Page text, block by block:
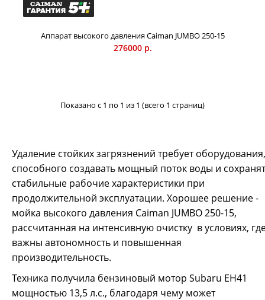
Мойка Caiman JUMBO 250-15 - профессиональная мойка
высокого давления, оснащенная бензиновым двигателем,
необходимая, когда нужна высокая мобильность и
очистка поверхностей в трудных условиях. Например,
мытье фасадов больших зданий, тротуаров, разделителей
отбойников на загородных шоссе, мытье крупной
автомобильной и сельскохозяйственной техники.
Четырехтактный бензиновый двигатель Subaru EH41
производительности в профессиональном оборудовании,
где крайне важна надежность даже в сложных...
Аппарат высокого давления Caiman JUMBO 250-15
276000 р.
Показано с 1 по 1 из 1 (всего 1 страниц)
Удаление стойких загрязнений требует оборудования,
способного создавать мощный поток воды и
стабильные рабочие характеристики при
продолжительной эксплуатации. Хорошее решение -
мойка высокого давления Caiman JUMBO 250-15,
рассчитанная на интенсивную очистку в условиях,
важны автономность и повышенная
производительность.
Техника получила бензиновый мотор Subaru EH41
мощностью 13,5 л.с., благодаря чему может